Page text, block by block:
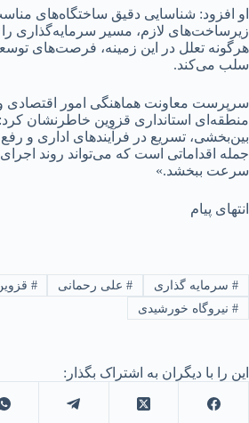
او افزود: شناسایی دقیق ساختگاه‌های
زیرساخت‌های لازم، مسیر سرمایه‌گذاری را
هرگونه تعلل در این زمینه، فرصت‌های
سلب می‌کند.
سرپرست معاونت هماهنگی امور اقتصادی
منطقه‌ای استانداری قزوین خاطرنشان
بین‌بخشی، تسریع در فرآیندهای اداری و رفع
جمله اقداماتی است که می‌تواند روند اجرای
سرعت ببخشد.»
انتهای پیام
#سرمایه گذاری #علی رحمانی #
#نیروگاه خورشیدی
این را با دیگران به اشتراک بگذار: